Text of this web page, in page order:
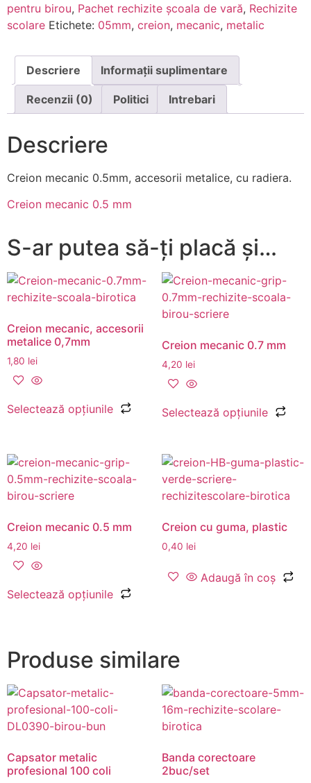
pentru birou, Pachet rechizite școala de vară, Rechizite
scolare Etichete: 05mm, creion, mecanic, metalic
Descriere Informații suplimentare
Recenzii (0) Politici Intrebari
Descriere
Creion mecanic 0.5mm, accesorii metalice, cu radiera.
Creion mecanic 0.5 mm
S-ar putea să-ți placă și…
Creion mecanic, accesorii
metalice 0,7mm
1,80 lei
Selectează opțiunile
Creion mecanic 0.7 mm
4,20 lei
Selectează opțiunile
Creion mecanic 0.5 mm
4,20 lei
Selectează opțiunile
Creion cu guma, plastic
0,40 lei
Adaugă în coș
Produse similare
Capsator metalic
profesional 100 coli
Banda corectoare
2buc/set